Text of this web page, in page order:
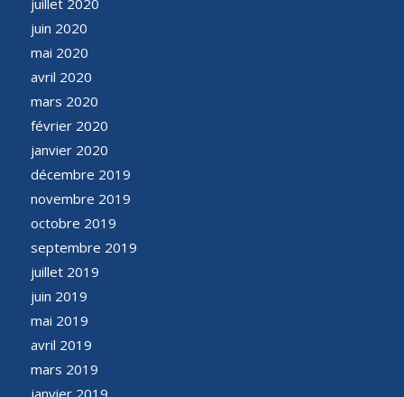
juillet 2020
juin 2020
mai 2020
avril 2020
mars 2020
février 2020
janvier 2020
décembre 2019
novembre 2019
octobre 2019
septembre 2019
juillet 2019
juin 2019
mai 2019
avril 2019
mars 2019